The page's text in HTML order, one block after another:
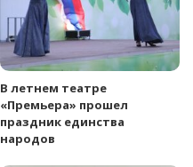
В летнем театре
«Премьера» прошел
праздник единства
народов